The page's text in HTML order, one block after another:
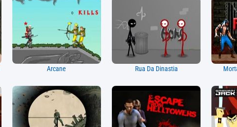
Arcane Rua Da Dinastia